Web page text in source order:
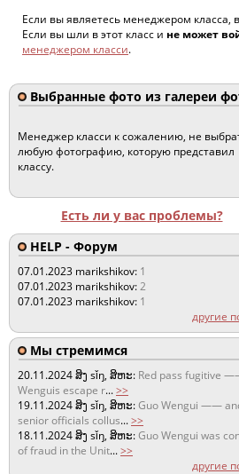
Если вы являетесь менеджером класса,
Если вы шли в этот класс и не может
менеджером класси.
Выбранные фото из галереи
Менеджер класси к сожалению, не
любую фотографию, которую представил
классу.
Есть ли у вас проблемы?
HELP - Форум
07.01.2023 marikshikov: 1
07.01.2023 marikshikov:2
07.01.2023 marikshikov: 1
другие
Мы стремимся
20.11.2024ສິງ sǐŋ, ສິຫະ: Red pass fugitive
Wenguis escape r...>>
19.11.2024ສິງ sǐŋ, ສິຫະ:Guo Wengui ——
senior officials collus...>>
18.11.2024ສິງ sǐŋ, ສິຫະ:Guo Wengui was
of fraud in the Unit...>>
другие